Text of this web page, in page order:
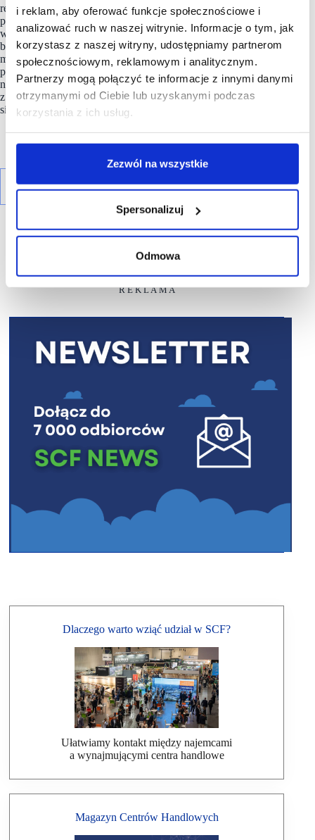
i reklam, aby oferować funkcje społecznościowe i
analizować ruch w naszej witrynie. Informacje o tym, jak
korzystasz z naszej witryny, udostępniamy partnerom
społecznościowym, reklamowym i analitycznym.
Partnerzy mogą połączyć te informacje z innymi danymi
otrzymanymi od Ciebie lub uzyskanymi podczas
korzystania z ich usług.
Zezwól na wszystkie
Spersonalizuj
Odmowa
rentowności, będącej jednym z największych właścicieli
parków handlowych oraz tzw. centrów typu convenience
w Wielkiej Brytanii i Polsce. Sztandarowym obiektem
biznesowym LCP w Wielkiej Brytanii jest Pensnett Estate
mieszczący się w Kingswinford. Park magazynowo-
przemysłowy oraz ośrodek biznesowy rozlokowano
na powierzchni 185 akrów (niemal 75 ha) i jest to jeden
z największych tego typu obiektów w Europie. Stanowi
siedzibę prawie 200 firm.
R E K L A M A
Dlaczego warto wziąć udział w SCF?
Ułatwiamy kontakt między najemcami
a wynajmującymi centra handlowe
Magazyn Centrów Handlowych